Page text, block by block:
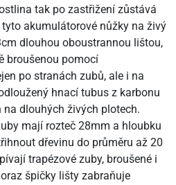
tak po zastřižení zůstává
akumulátorové nůžky na živý
dlouhou oboustrannou lištou,
broušenou pomocí
po stranách zubů, ale i na
hnací tubus z karbonu
dlouhých živých plotech.
mají rozteč 28mm a hloubku
dřevinu do průměru až 20
trapézové zuby, broušené i
špičky lišty zabraňuje